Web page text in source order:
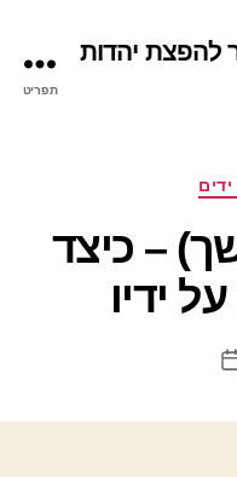
להפצת יהדות
תפריט
– כיצד
ידיו
תאריך